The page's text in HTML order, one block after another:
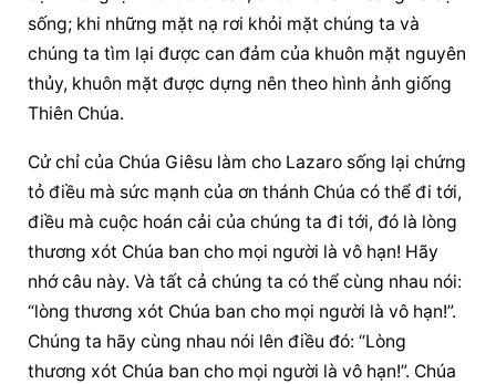
sống; khi những mặt nạ rơi khỏi mặt chúng ta và
chúng ta tìm lại được can đảm của khuôn mặt nguyên
thủy, khuôn mặt được dựng nên theo hình ảnh giống
Thiên Chúa.
Cử chỉ của Chúa Giêsu làm cho Lazaro sống lại chứng
tỏ điều mà sức mạnh của ơn thánh Chúa có thể đi tới,
điều mà cuộc hoán cải của chúng ta đi tới, đó là lòng
thương xót Chúa ban cho mọi người là vô hạn! Hãy
nhớ câu này. Và tất cả chúng ta có thể cùng nhau nói:
“lòng thương xót Chúa ban cho mọi người là vô hạn!”.
Chúng ta hãy cùng nhau nói lên điều đó: “Lòng
thương xót Chúa ban cho mọi người là vô hạn!”. Chúa